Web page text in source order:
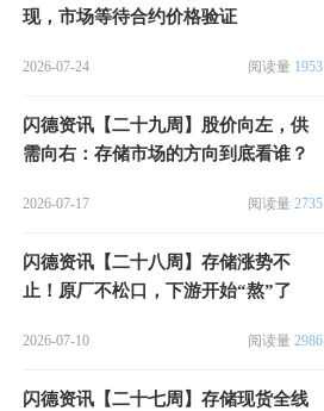
现，市场等待合约价格验证
2026-07-24 阅读量 1953
闪德资讯【二十九周】股价向左，供
需向右：存储市场的方向到底看谁？
2026-07-17 阅读量 2735
闪德资讯【二十八周】存储涨势不
止！原厂不松口，下游开始“熬”了
2026-07-10 阅读量 2986
闪德资讯【二十七周】存储现货全线